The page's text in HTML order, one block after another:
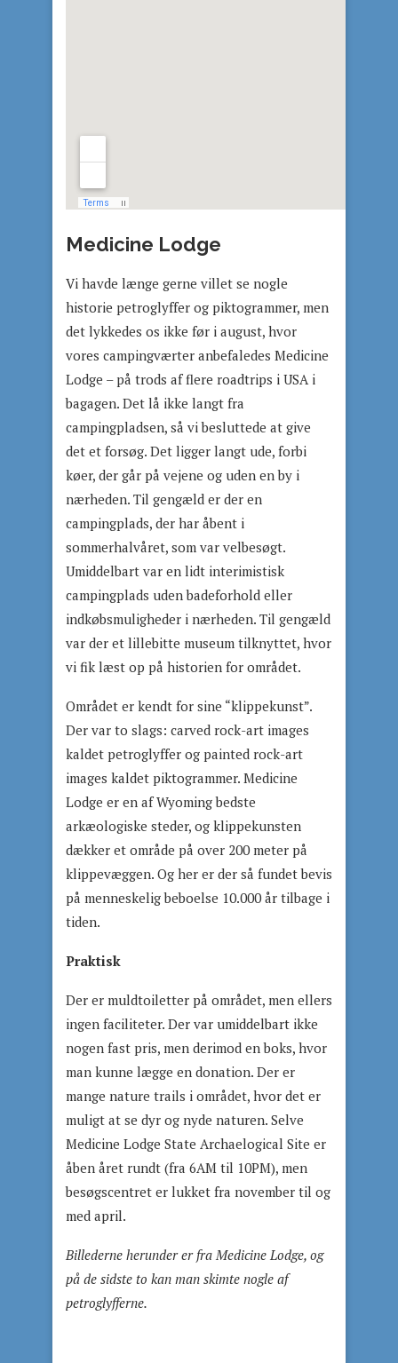
Medicine Lodge
Vi havde længe gerne villet se nogle
historie petroglyffer og piktogrammer, men
det lykkedes os ikke før i august, hvor
vores campingværter anbefaledes Medicine
Lodge – på trods af flere roadtrips i USA i
bagagen. Det lå ikke langt fra
campingpladsen, så vi besluttede at give
det et forsøg. Det ligger langt ude, forbi
køer, der går på vejene og uden en by i
nærheden. Til gengæld er der en
campingplads, der har åbent i
sommerhalvåret, som var velbesøgt.
Umiddelbart var en lidt interimistisk
campingplads uden badeforhold eller
indkøbsmuligheder i nærheden. Til gengæld
var der et lillebitte museum tilknyttet, hvor
vi fik læst op på historien for området.
Området er kendt for sine “klippekunst”.
Der var to slags: carved rock-art images
kaldet petroglyffer og painted rock-art
images kaldet piktogrammer. Medicine
Lodge er en af Wyoming bedste
arkæologiske steder, og klippekunsten
dækker et område på over 200 meter på
klippevæggen. Og her er der så fundet bevis
på menneskelig beboelse 10.000 år tilbage i
tiden.
Praktisk
Der er muldtoiletter på området, men ellers
ingen faciliteter. Der var umiddelbart ikke
nogen fast pris, men derimod en boks, hvor
man kunne lægge en donation. Der er
mange nature trails i området, hvor det er
muligt at se dyr og nyde naturen. Selve
Medicine Lodge State Archaelogical Site er
åben året rundt (fra 6AM til 10PM), men
besøgscentret er lukket fra november til og
med april.
Billederne herunder er fra Medicine Lodge, og
på de sidste to kan man skimte nogle af
petroglyfferne.